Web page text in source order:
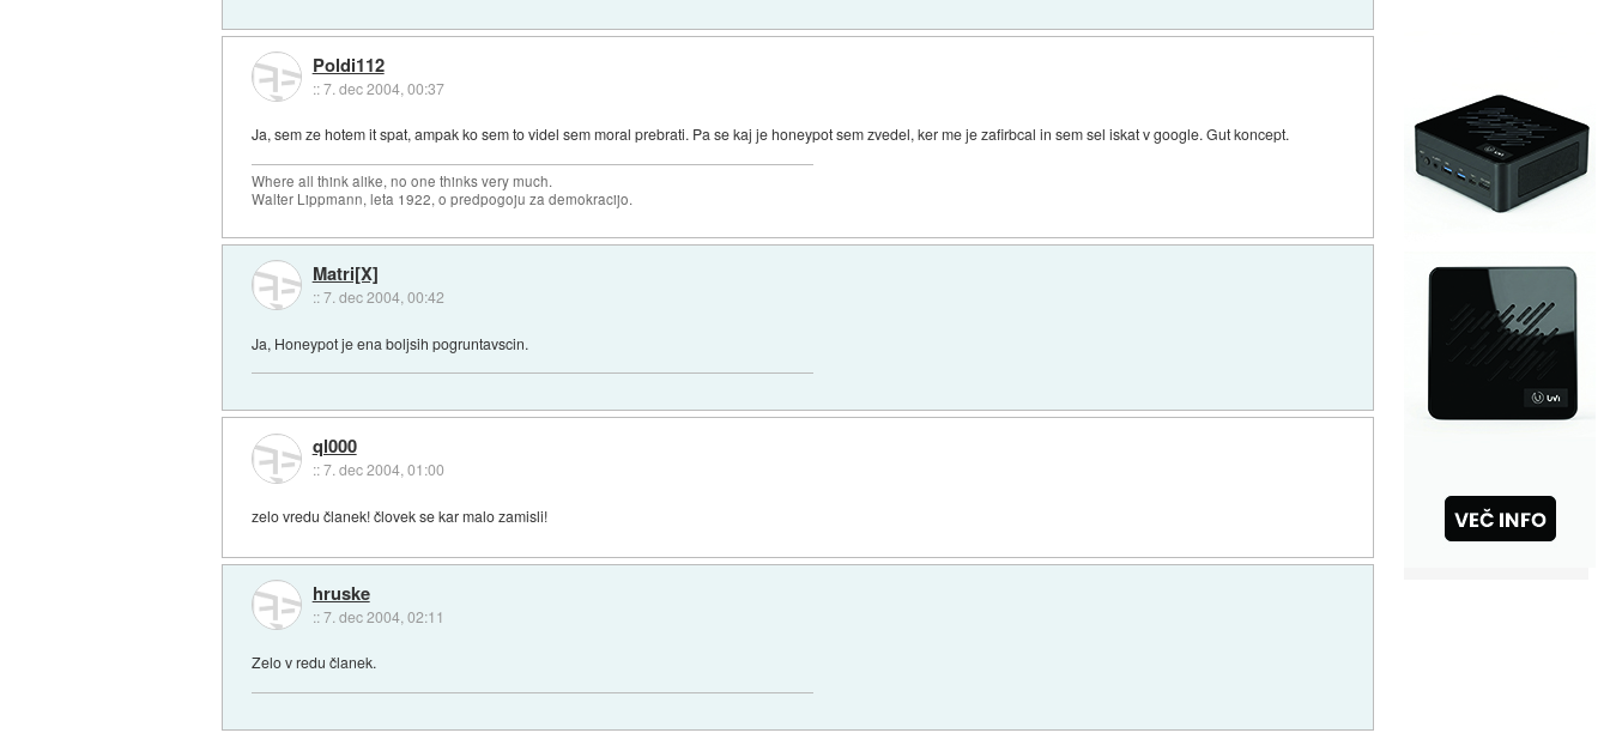
Poldi112
::7. dec 2004, 00:37
Ja, sem ze hotem it spat, ampak ko sem to videl sem moral prebrati. Pa se kaj je honeypot sem zvedel, ker me je zafirbcal in sem sel iskat v google. Gut koncept.
Where all think alike, no one thinks very much.
Walter Lippmann, leta 1922, o predpogoju za demokracijo.
Matri[X]
::7. dec 2004, 00:42
Ja, Honeypot je ena boljsih pogruntavscin.
ql000
::7. dec 2004, 01:00
zelo vredu članek! človek se kar malo zamisli!
hruske
::7. dec 2004, 02:11
Zelo v redu članek.